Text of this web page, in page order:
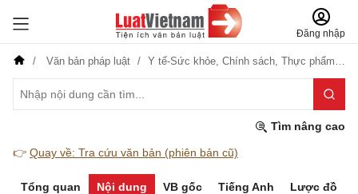
Đăng nhập
Văn bản pháp luật Y tế-Sức khỏe, Chính sách, Thực phẩm-Dược phẩm
Tìm nâng cao
👉 Quay về: Tra cứu văn bản (phiên bản cũ)
Tổng quan Nội dung VB gốc Tiếng Anh Lược đồ